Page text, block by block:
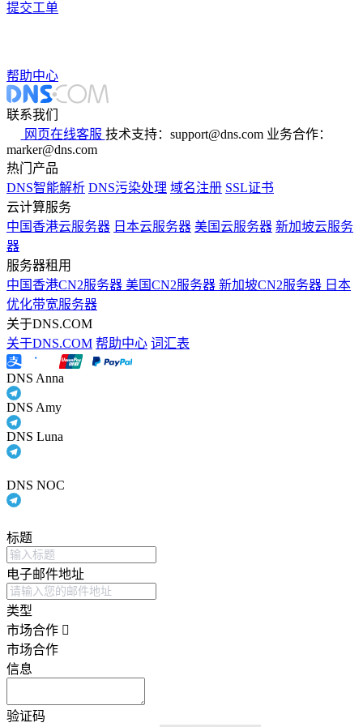
提交工单
帮助中心
联系我们
网页在线客服 技术支持：support@dns.com 业务合作：
marker@dns.com
热门产品
DNS智能解析 DNS污染处理 域名注册 SSL证书
云计算服务
中国香港云服务器 日本云服务器 美国云服务器 新加坡云服务
器
服务器租用
中国香港CN2服务器 美国CN2服务器 新加坡CN2服务器 日本
优化带宽服务器
关于DNS.COM
关于DNS.COM 帮助中心 词汇表
DNS Anna
DNS Amy
DNS Luna
DNS NOC
标题
电子邮件地址
类型
市场合作
市场合作
信息
验证码